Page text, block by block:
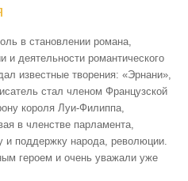
в становлении романа,
и деятельности романтического
известные творения: «Эрнани»,
стал членом Французской
короля Луи-Филиппа,
в членстве парламента,
и поддержку народа, революции.
героем и очень уважали уже